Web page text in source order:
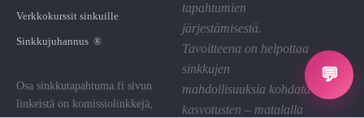
💬
Verkkokurssit sinkuille
Sinkkujuhannus ®
Osa sinkkutapahtuma.fi sivun
linkeistä on komissiolinkkejä,
tapahtumien
järjestämisestä.
Tavoitteena on helpottaa
sinkkujen
mahdollisuuksia kohdata
kasvotusten – matalalla